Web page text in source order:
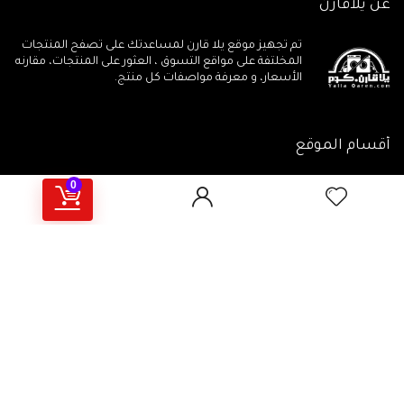
0
عن يلاقارن
تم تجهيز موقع يلا قارن لمساعدتك على تصفح المنتجات
المخلتفة على مواقع التسوق ، العثور على المنتجات، مقارنه
الأسعار، و معرفة مواصفات كل منتج.
أقسام الموقع
جميع المنتجات